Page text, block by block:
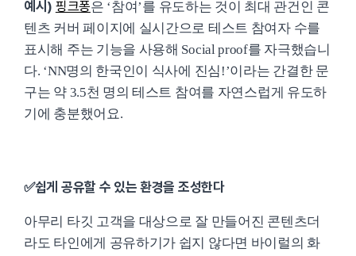
예시) 핑크퐁은 ‘참여’를 유도하는 것이 최대 관건인 콘
텐츠 커버 페이지에 실시간으로 테스트 참여자 수를
표시해 주는 기능을 사용해 Social proof를 자극했습니
다. ‘NN명의 한국인이 식사에 진심!’이라는 간결한 문
구는 약 3.5천 명의 테스트 참여를 자연스럽게 유도하
기에 충분했어요.
✅쉽게 공유할 수 있는 환경을 조성한다
아무리 타깃 고객을 대상으로 잘 만들어진 콘텐츠더
라도 타인에게 공유하기가 쉽지 않다면 바이럴의 화